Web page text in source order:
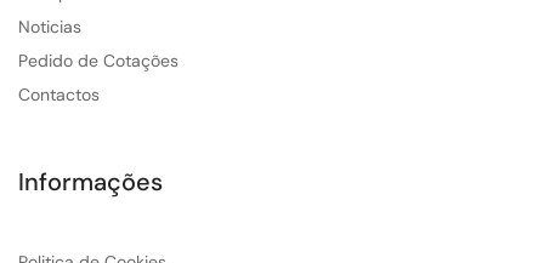
Noticias
Pedido de Cotações
Contactos
Informações